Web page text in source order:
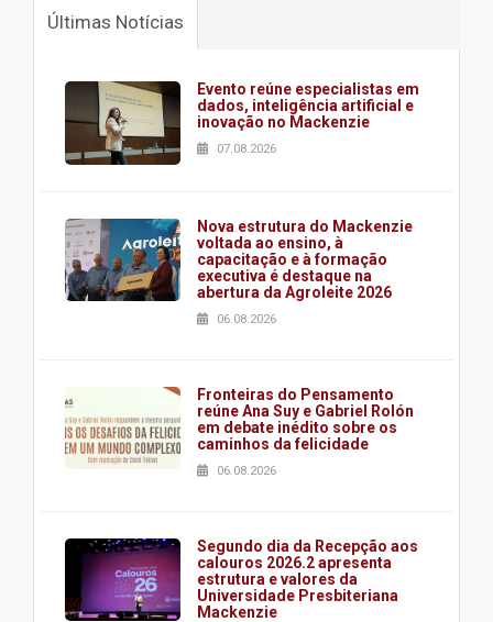
Últimas Notícias
Evento reúne especialistas em
dados, inteligência artificial e
inovação no Mackenzie
07.08.2026
Nova estrutura do Mackenzie
voltada ao ensino, à
capacitação e à formação
executiva é destaque na
abertura da Agroleite 2026
06.08.2026
Fronteiras do Pensamento
reúne Ana Suy e Gabriel Rolón
em debate inédito sobre os
caminhos da felicidade
06.08.2026
Segundo dia da Recepção aos
calouros 2026.2 apresenta
estrutura e valores da
Universidade Presbiteriana
Mackenzie